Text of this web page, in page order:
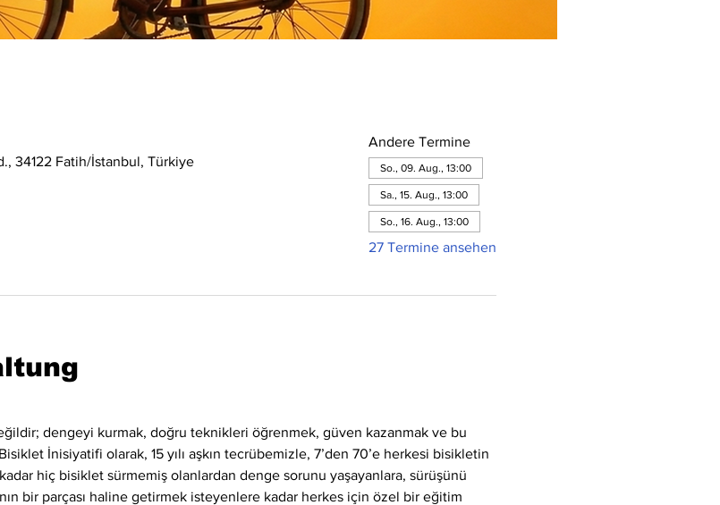
34122 Fatih/İstanbul, Türkiye
Andere Termine
So., 09. Aug., 13:00
Sa., 15. Aug., 13:00
So., 16. Aug., 13:00
27 Termine ansehen
dengeyi kurmak, doğru teknikleri öğrenmek, güven kazanmak ve bu
İnisiyatifi olarak, 15 yılı aşkın tecrübemizle, 7’den 70’e herkesi bisikletin
hiç bisiklet sürmemiş olanlardan denge sorunu yaşayanlara, sürüşünü
bir parçası haline getirmek isteyenlere kadar herkes için özel bir eğitim